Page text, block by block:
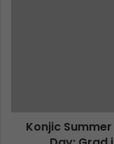
Konjic